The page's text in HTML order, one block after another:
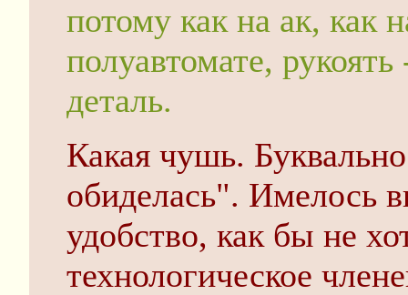
потому как на ак, как
полуавтомате, рукоять
деталь.
Какая чушь.
обиделась". Имелось
удобство, как бы не
технологическое